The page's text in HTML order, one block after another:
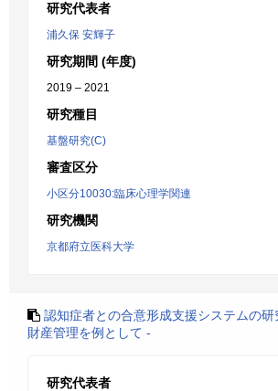
研究代表者
浦久保 安輝子
研究期間 (年度)
2019 – 2021
研究種目
基盤研究(C)
審査区分
小区分10030:臨床心理学関連
研究機関
京都府立医科大学
認知症者との合意形成支援システムの研
財産管理を例として -
研究代表者